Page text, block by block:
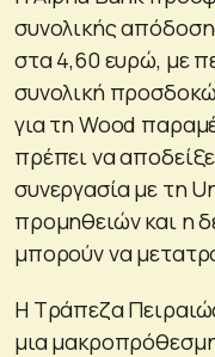
συνολικής
στα 4,60 ευρώ, με
συνολική
για τη Wood
πρέπει να
συνεργασία με τη
προμηθειών και η
μπορούν να
Η Τράπεζα
μια